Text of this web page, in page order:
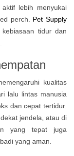
lebih menyukai
perch.
Pet Supply
tidur dan
kualitas
lalu lintas manusia
dan cepat tertidur.
jendela, atau di
yang tepat juga
yang aman.